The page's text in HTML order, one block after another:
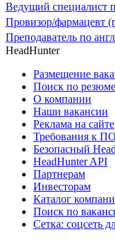
Ведущий специалист
Провизор/фармацевт
Преподаватель по
HeadHunter
Размещение
Поиск по резюме
О компании
Наши вакансии
Реклама на сайте
Требования к ПО
Безопасный
HeadHunter API
Партнерам
Инвесторам
Каталог
Поиск по
Сетка: соцсеть